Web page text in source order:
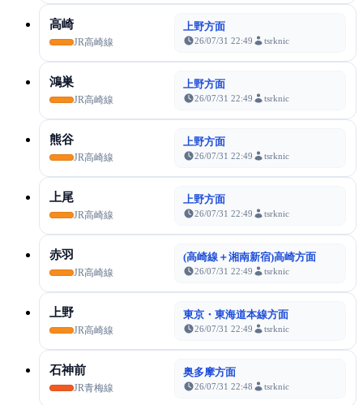
高崎
JR高崎線
上野方面
26/07/31 22:49 tsrknic
鴻巣
JR高崎線
上野方面
26/07/31 22:49 tsrknic
熊谷
JR高崎線
上野方面
26/07/31 22:49 tsrknic
上尾
JR高崎線
上野方面
26/07/31 22:49 tsrknic
赤羽
JR高崎線
(高崎線＋湘南新宿)高崎方面
26/07/31 22:49 tsrknic
上野
JR高崎線
東京・東海道本線方面
26/07/31 22:49 tsrknic
石神前
JR青梅線
奥多摩方面
26/07/31 22:48 tsrknic